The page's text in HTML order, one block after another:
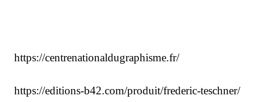
https://centrenationaldugraphisme.fr/
https://editions-b42.com/produit/frederic-teschner/